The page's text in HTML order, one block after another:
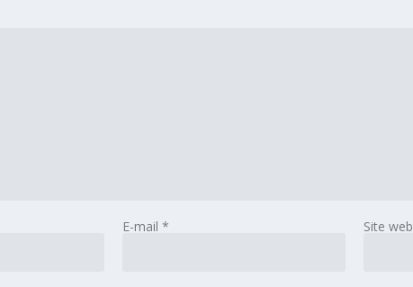
E-mail * Site web